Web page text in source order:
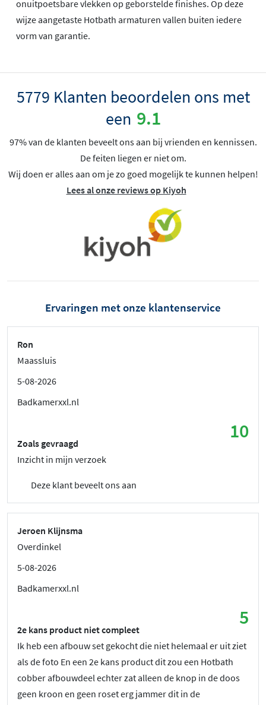
onuitpoetsbare vlekken op geborstelde finishes. Op deze
wijze aangetaste Hotbath armaturen vallen buiten iedere
vorm van garantie.
5779 Klanten beoordelen ons met
een 9.1
97% van de klanten beveelt ons aan bij vrienden en kennissen.
De feiten liegen er niet om.
Wij doen er alles aan om je zo goed mogelijk te kunnen helpen!
Lees al onze reviews op Kiyoh
Ervaringen met onze klantenservice
Ron
Maassluis
5-08-2026
Badkamerxxl.nl
10
Zoals gevraagd
Inzicht in mijn verzoek
Deze klant beveelt ons aan
Jeroen Klijnsma
Overdinkel
5-08-2026
Badkamerxxl.nl
5
2e kans product niet compleet
Ik heb een afbouw set gekocht die niet helemaal er uit ziet
als de foto En een 2e kans product dit zou een Hotbath
cobber afbouwdeel echter zat alleen de knop in de doos
geen kroon en geen roset erg jammer dit in de